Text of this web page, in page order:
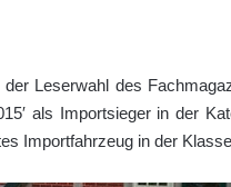
Leserwahl des
als Importsieger in der
Importfahrzeug in der